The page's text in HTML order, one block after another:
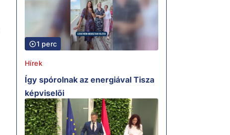
1 perc
Hírek
Így spórolnak az energiával Tisza
képviselői